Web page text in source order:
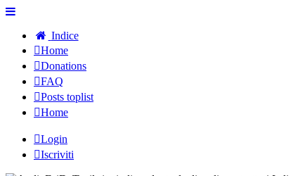
Indice
Home
Donations
FAQ
Posts toplist
Home
Login
Iscriviti